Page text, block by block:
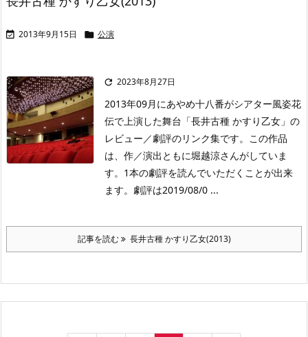
 2013年9月15日  公演
 2023年8月27日
2013年09月にあやめ十八番がシアター風姿花
伝で上演した舞台「長井古種 かすり乙女」の
レビュー／劇評のリンク集です。この作品
は、作／演出ともに堀越涼さんがしていま
す。1本の劇評を読んでいただくことが出来
ます。劇評は2019/08/0 ...
記事を読む 長井古種 かすり乙女(2013)